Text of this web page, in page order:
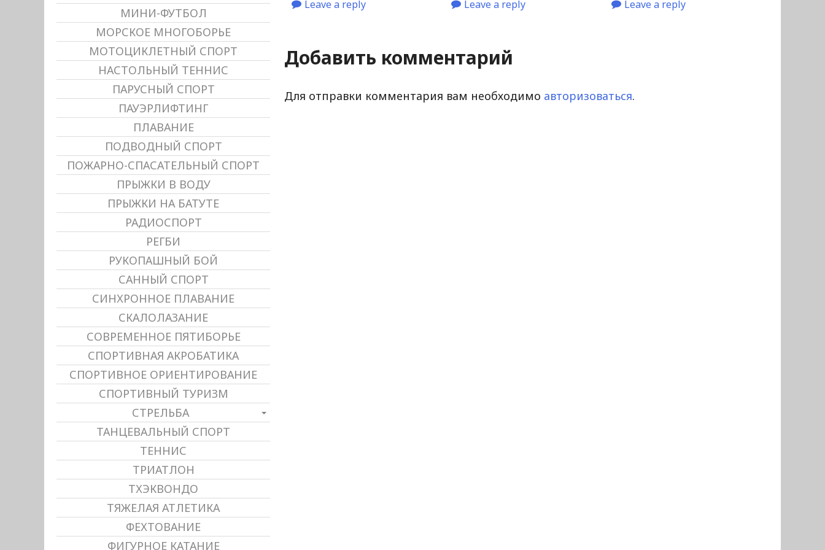
Leave a reply
Leave a reply
Leave a reply
Добавить комментарий
Для отправки комментария вам необходимо авторизоваться.
МИНИ-ФУТБОЛ
МОРСКОЕ МНОГОБОРЬЕ
МОТОЦИКЛЕТНЫЙ СПОРТ
НАСТОЛЬНЫЙ ТЕННИС
ПАРУСНЫЙ СПОРТ
ПАУЭРЛИФТИНГ
ПЛАВАНИЕ
ПОДВОДНЫЙ СПОРТ
ПОЖАРНО-СПАСАТЕЛЬНЫЙ СПОРТ
ПРЫЖКИ В ВОДУ
ПРЫЖКИ НА БАТУТЕ
РАДИОСПОРТ
РЕГБИ
РУКОПАШНЫЙ БОЙ
САННЫЙ СПОРТ
СИНХРОННОЕ ПЛАВАНИЕ
СКАЛОЛАЗАНИЕ
СОВРЕМЕННОЕ ПЯТИБОРЬЕ
СПОРТИВНАЯ АКРОБАТИКА
СПОРТИВНОЕ ОРИЕНТИРОВАНИЕ
СПОРТИВНЫЙ ТУРИЗМ
СТРЕЛЬБА
ТАНЦЕВАЛЬНЫЙ СПОРТ
ТЕННИС
ТРИАТЛОН
ТХЭКВОНДО
ТЯЖЕЛАЯ АТЛЕТИКА
ФЕХТОВАНИЕ
ФИГУРНОЕ КАТАНИЕ